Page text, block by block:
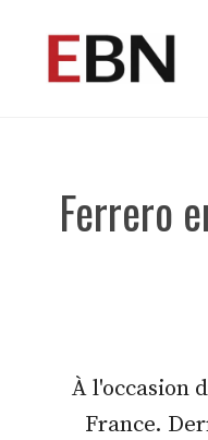
contenu
Ferrero
À l'occasion
France.